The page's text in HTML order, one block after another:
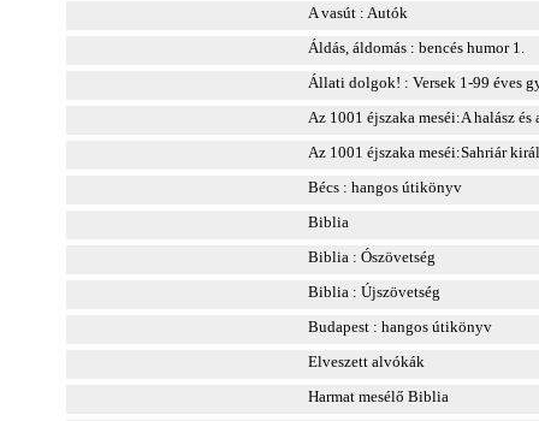
A vasút : Autók
Áldás, áldomás : bencés humor 1.
Állati dolgok! : Versek 1-99 éves
Az 1001 éjszaka meséi:A halász és
Az 1001 éjszaka meséi:Sahriár
Bécs : hangos útikönyv
Biblia
Biblia : Ószövetség
Biblia : Újszövetség
Budapest : hangos útikönyv
Elveszett alvókák
Harmat mesélő Biblia